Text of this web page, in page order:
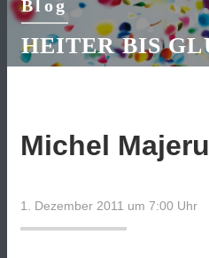
Blog
HEITER BIS
Michel
1. Dezember 2011 um 7:00 Uhr